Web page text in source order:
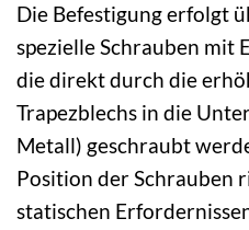
Die Befestigung erfolgt
spezielle Schrauben mit
die direkt durch die
Trapezblechs in die
Metall) geschraubt
Position der Schrauben
statischen